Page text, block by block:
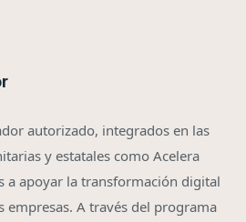
autorizado, integrados en las
y estatales como Acelera
a apoyar la transformación digital
empresas. A través del programa